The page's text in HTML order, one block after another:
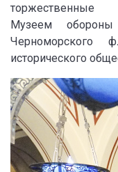
торжественные
Музеем
Черноморского
исторического